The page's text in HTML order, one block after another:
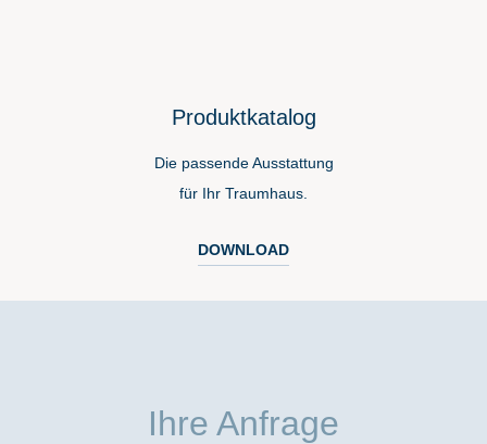
Produktkatalog
Die passende Ausstattung
für Ihr Traumhaus.
DOWNLOAD
Ihre Anfrage